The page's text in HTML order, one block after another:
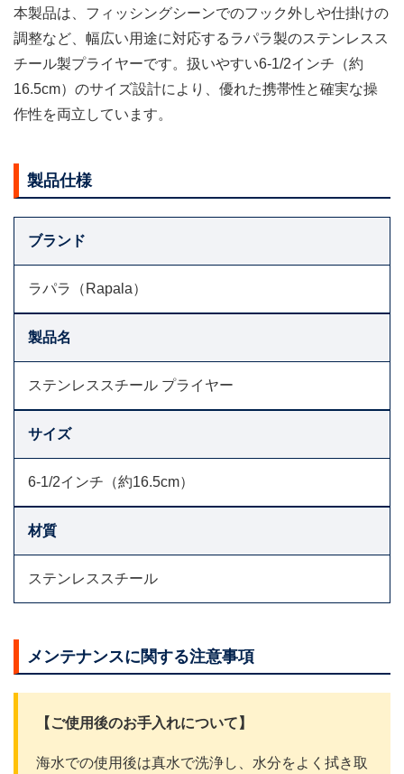
本製品は、フィッシングシーンでのフック外しや仕掛けの
調整など、幅広い用途に対応するラパラ製のステンレスス
チール製プライヤーです。扱いやすい6-1/2インチ（約
16.5cm）のサイズ設計により、優れた携帯性と確実な操
作性を両立しています。
製品仕様
ブランド
ラパラ（Rapala）
製品名
ステンレススチール プライヤー
サイズ
6-1/2インチ（約16.5cm）
材質
ステンレススチール
メンテナンスに関する注意事項
【ご使用後のお手入れについて】
海水での使用後は真水で洗浄し、水分をよく拭き取